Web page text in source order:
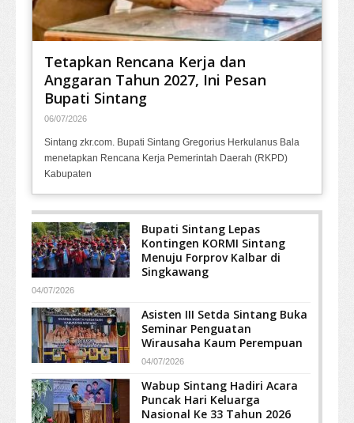
Tetapkan Rencana Kerja dan
Anggaran Tahun 2027, Ini Pesan
Bupati Sintang
06/07/2026
Sintang zkr.com. Bupati Sintang Gregorius Herkulanus Bala
menetapkan Rencana Kerja Pemerintah Daerah (RKPD)
Kabupaten
Bupati Sintang Lepas
Kontingen KORMI Sintang
Menuju Forprov Kalbar di
Singkawang
04/07/2026
Asisten III Setda Sintang Buka
Seminar Penguatan
Wirausaha Kaum Perempuan
04/07/2026
Wabup Sintang Hadiri Acara
Puncak Hari Keluarga
Nasional Ke 33 Tahun 2026